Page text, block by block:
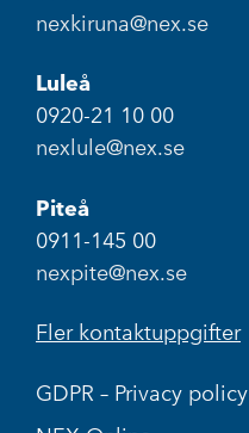
nexkiruna@nex.se
Luleå
0920-21 10 00
nexlule@nex.se
Piteå
0911-145 00
nexpite@nex.se
Fler kontaktuppgifter
GDPR – Privacy policy